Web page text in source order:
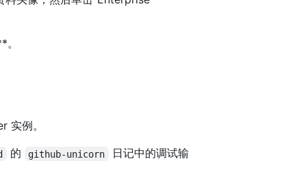
实例。
的 github-unicorn
日记中的调试输